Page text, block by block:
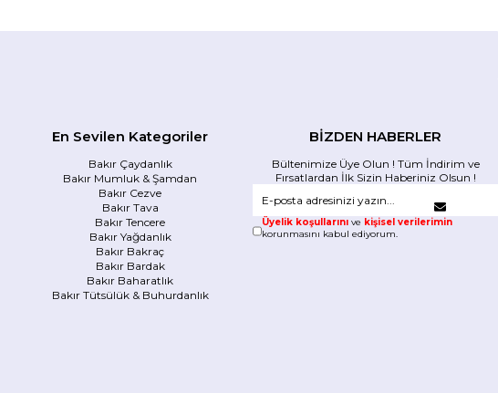
En Sevilen Kategoriler
Bakır Çaydanlık
Bakır Mumluk & Şamdan
Bakır Cezve
Bakır Tava
Bakır Tencere
Bakır Yağdanlık
Bakır Bakraç
Bakır Bardak
Bakır Baharatlık
Bakır Tütsülük & Buhurdanlık
BİZDEN HABERLER
Bültenimize Üye Olun ! Tüm İndirim ve
Fırsatlardan İlk Sizin Haberiniz Olsun !
Üyelik koşullarınıve kişisel verilerimin
korunmasını kabul ediyorum.